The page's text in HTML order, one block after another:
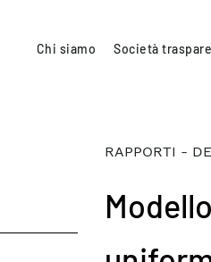
Chi siamo Società
RAPPORTI -